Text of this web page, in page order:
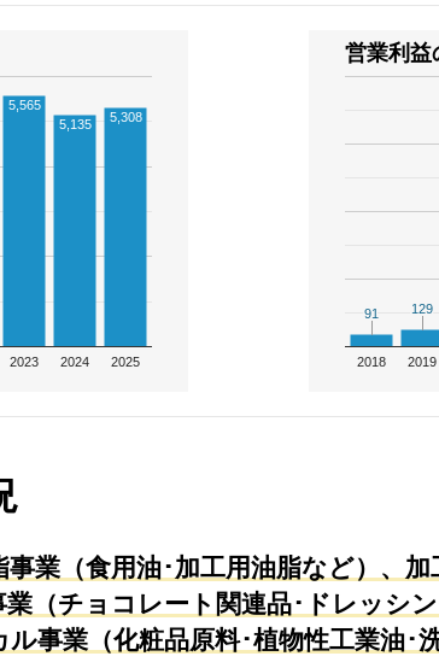
2023 2024 2025
5,565
5,135
5,308
営業利益
2018 2019
91
91 129
129
業（食用油･加工用油脂など）、
（チョコレート関連品･ドレッシ
事業（化粧品原料･植物性工業油･